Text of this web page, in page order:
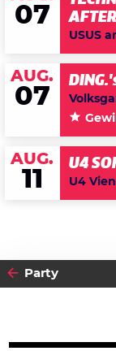
07
USUS
AUG.
07
AUG.
11
U4
U4
Party